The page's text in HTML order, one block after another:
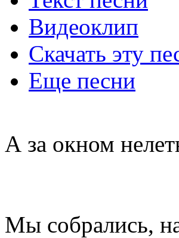
Видеоклип
Скачать эту
Еще песни
А за окном
Мы собрались,